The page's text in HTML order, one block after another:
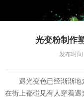
光变粉制作
发布时
遇光变色已经渐渐
在街上都碰见有人穿着遇